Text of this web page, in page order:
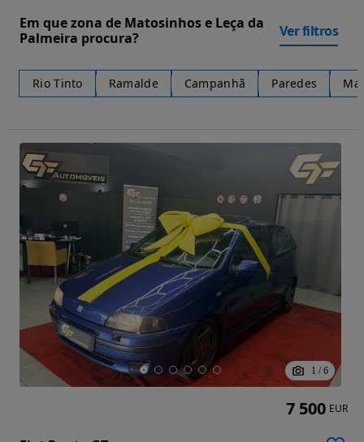
Em que zona de Matosinhos e Leça da
Palmeira procura?
Ver filtros
Rio Tinto Ramalde Campanhã Paredes
1 / 6
7 500 EUR